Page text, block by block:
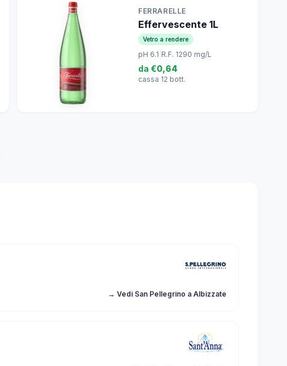
FERRARELLE
Effervescente 1L
Vetro a rendere
pH 6.1 R.F. 1290 mg/L
da €0,64
cassa 12 bott.
→ Vedi San Pellegrino a Albizzate